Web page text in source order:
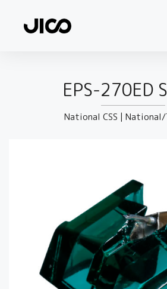
EPS-270ED
National CSS | National/